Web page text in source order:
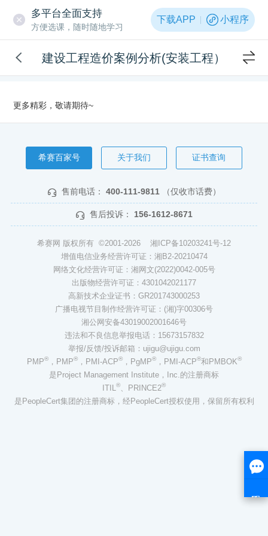
多平台全面支持
方便选课，随时随地学习
下载APP 小程序
建设工程造价案例分析(安装工程）
更多精彩，敬请期待~
希赛百家号 关于我们 证书查询
售前电话： 400-111-9811 （仅收市话费）
售后投诉： 156-1612-8671
希赛网 版权所有 ©2001-2026 湘ICP备10203241号-12
增值电信业务经营许可证：湘B2-20210474
网络文化经营许可证：湘网文(2022)0042-005号
出版物经营许可证：4301042021177
高新技术企业证书：GR201743000253
广播电视节目制作经营许可证：(湘)字00306号
湘公网安备43019002001646号
违法和不良信息举报电话：15673157832
举报/反馈/投诉邮箱：ujigu@ujigu.com
PMP®，PMP®，PMI-ACP®，PgMP®，PMI-ACP®和PMBOK®
是Project Management Institute，Inc.的注册商标
ITIL®、PRINCE2®
是PeopleCert集团的注册商标，经PeopleCert授权使用，保留所有权利